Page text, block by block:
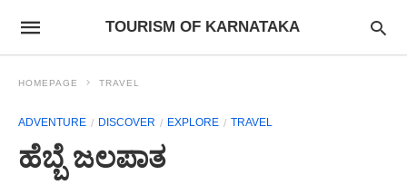
TOURISM OF KARNATAKA
HOMEPAGE TRAVEL
ADVENTURE DISCOVER EXPLORE TRAVEL
ಹೆಬ್ಬೆ ಜಲಪಾತ